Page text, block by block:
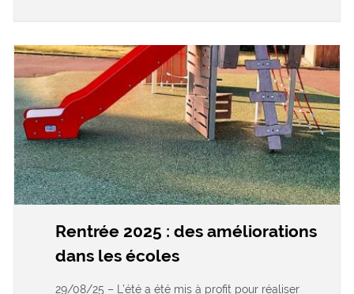
Rentrée 2025 : des améliorations
dans les écoles
29/08/25 – L’été a été mis à profit pour réaliser